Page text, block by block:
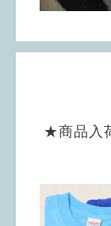
★商品入